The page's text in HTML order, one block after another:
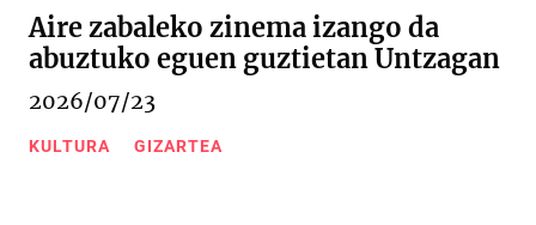
Aire zabaleko zinema izango da
abuztuko eguen guztietan Untzagan
2026/07/23
KULTURA GIZARTEA